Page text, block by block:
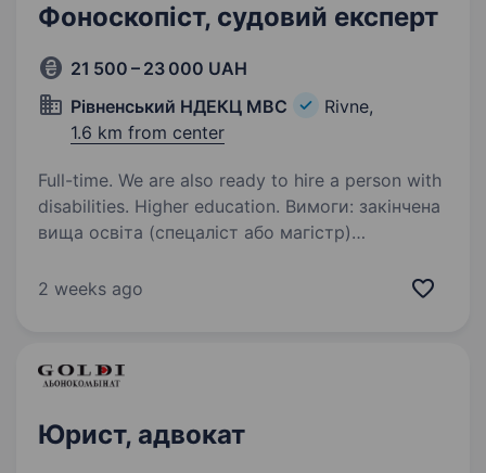
Фоноскопіст, судовий експерт
21 500 – 23 000 UAH
Рівненський НДЕКЦ МВС
Rivne,
1.6 km from center
Full-time. We are also ready to hire a person with
disabilities. Higher education. Вимоги: закінчена
вища освіта (спецаліст або магістр)
забезпечення, математика, право, комп’ютерні
2 weeks ago
Юрист, адвокат